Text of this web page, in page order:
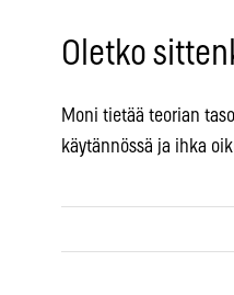
Oletko
Moni tietää teorian
käytännössä ja ihka